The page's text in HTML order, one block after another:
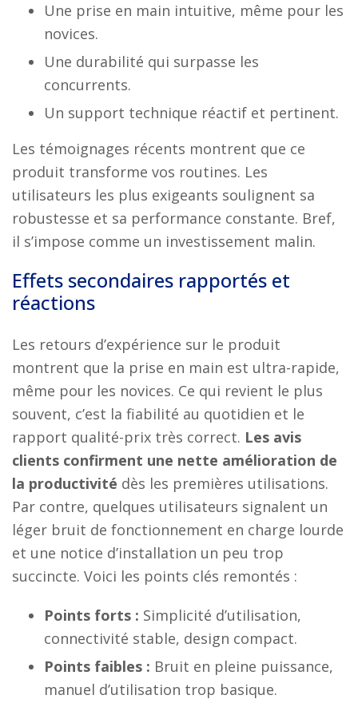
Une prise en main intuitive, même pour les
novices.
Une durabilité qui surpasse les
concurrents.
Un support technique réactif et pertinent.
Les témoignages récents montrent que ce
produit transforme vos routines. Les
utilisateurs les plus exigeants soulignent sa
robustesse et sa performance constante. Bref,
il s’impose comme un investissement malin.
Effets secondaires rapportés et
réactions
Les retours d’expérience sur le produit
montrent que la prise en main est ultra-rapide,
même pour les novices. Ce qui revient le plus
souvent, c’est la fiabilité au quotidien et le
rapport qualité-prix très correct. Les avis
clients confirment une nette amélioration de
la productivité dès les premières utilisations.
Par contre, quelques utilisateurs signalent un
léger bruit de fonctionnement en charge lourde
et une notice d’installation un peu trop
succincte. Voici les points clés remontés :
Points forts : Simplicité d’utilisation,
connectivité stable, design compact.
Points faibles : Bruit en pleine puissance,
manuel d’utilisation trop basique.